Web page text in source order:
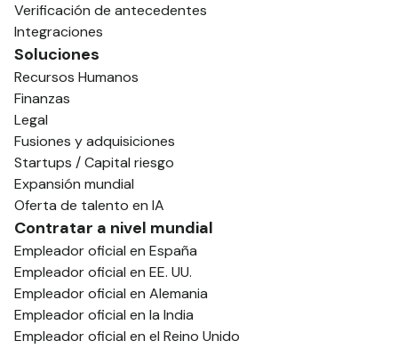
Verificación de antecedentes
Integraciones
Soluciones
Recursos Humanos
Finanzas
Legal
Fusiones y adquisiciones
Startups / Capital riesgo
Expansión mundial
Oferta de talento en IA
Contratar a nivel mundial
Empleador oficial en España
Empleador oficial en EE. UU.
Empleador oficial en Alemania
Empleador oficial en la India
Empleador oficial en el Reino Unido